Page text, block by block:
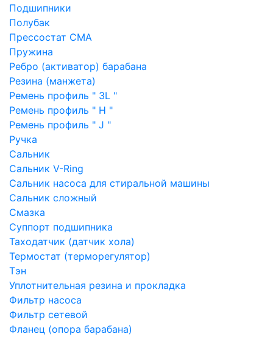
Подшипники
Полубак
Прессостат СМА
Пружина
Ребро (активатор) барабана
Резина (манжета)
Ремень профиль " 3L "
Ремень профиль " H "
Ремень профиль " J "
Ручка
Сальник
Сальник V-Ring
Сальник насоса для стиральной машины
Сальник сложный
Смазка
Суппорт подшипника
Таходатчик (датчик хола)
Термостат (терморегулятор)
Тэн
Уплотнительная резина и прокладка
Фильтр насоса
Фильтр сетевой
Фланец (опора барабана)